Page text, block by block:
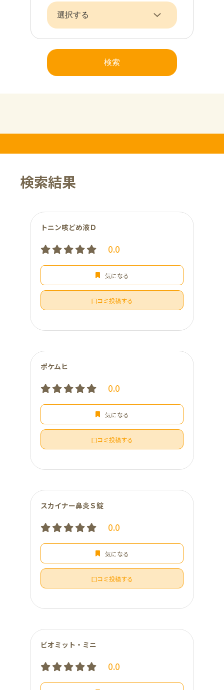
検索
検索結果
トニン咳どめ液Ｄ
0.0
気になる
口コミ投稿する
ポケムヒ
0.0
気になる
口コミ投稿する
スカイナー鼻炎Ｓ錠
0.0
気になる
口コミ投稿する
ビオミット・ミニ
0.0